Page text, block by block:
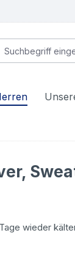
wieder